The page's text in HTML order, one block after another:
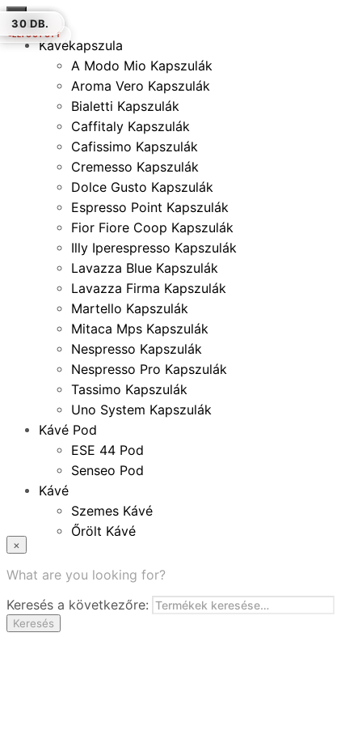
×
Kávékapszula
A Modo Mio Kapszulák
Aroma Vero Kapszulák
Bialetti Kapszulák
Caffitaly Kapszulák
Cafissimo Kapszulák
Cremesso Kapszulák
Dolce Gusto Kapszulák
Espresso Point Kapszulák
Fior Fiore Coop Kapszulák
Illy Iperespresso Kapszulák
Lavazza Blue Kapszulák
Lavazza Firma Kapszulák
Martello Kapszulák
Mitaca Mps Kapszulák
Nespresso Kapszulák
Nespresso Pro Kapszulák
Tassimo Kapszulák
Uno System Kapszulák
Kávé Pod
ESE 44 Pod
Senseo Pod
Kávé
Szemes Kávé
Őrölt Kávé
Instant Kávé
Zacskó Tea
Tartozékok
×
What are you looking for?
Keresés a következőre:
Keresés
16 DB.
30 DB.
12 DB.
ELFOGYOTT
12 DB.
ELFOGYOTT
12 DB.
12 DB.
30 DB.